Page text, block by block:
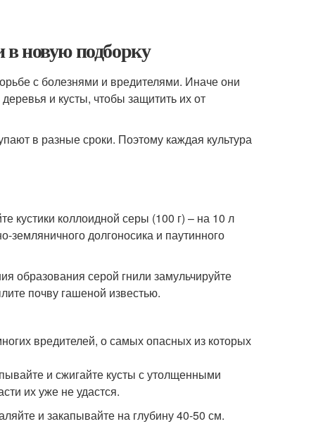
в новую подборку
с болезнями и вредителями. Иначе они
и кусты, чтобы защитить их от
в разные сроки. Поэтому каждая культура
кустики коллоидной серы (100 г) – на 10 л
земляничного долгоносика и паутинного
образования серой гнили замульчируйте
почву гашеной известью.
вредителей, о самых опасных из которых
и сжигайте кусты с утолщенными
их уже не удастся.
и закапывайте на глубину 40-50 см.